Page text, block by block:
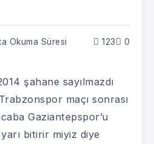
Okuma Süresi 123 0
şahane sayılmazdı
maçı sonrası
Gaziantepspor’u
bitirir miyiz diye